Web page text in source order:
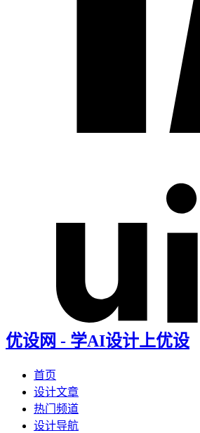
优设网 - 学AI设计上优设
首页
设计文章
热门频道
设计导航